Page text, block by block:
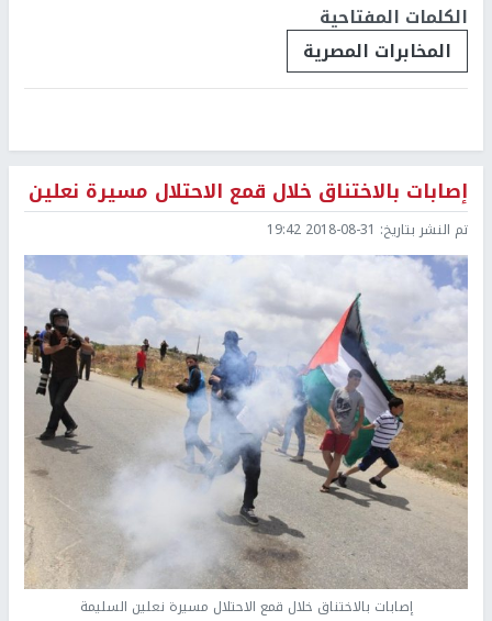
الكلمات المفتاحية
المخابرات المصرية
إصابات بالاختناق خلال قمع الاحتلال مسيرة نعلين
تم النشر بتاريخ: 2018-08-31 19:42
إصابات بالاختناق خلال قمع الاحتلال مسيرة نعلين السليمة